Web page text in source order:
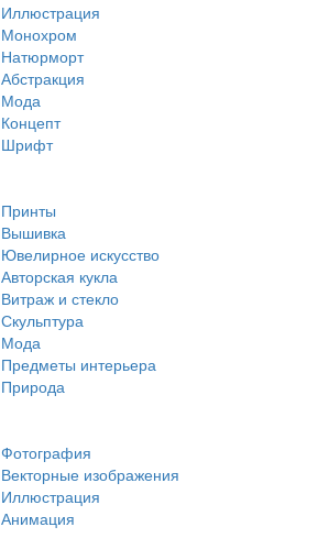
Иллюстрация
Монохром
Натюрморт
Абстракция
Мода
Концепт
Шрифт
Принты
Вышивка
Ювелирное искусство
Авторская кукла
Витраж и стекло
Скульптура
Мода
Предметы интерьера
Природа
Фотография
Векторные изображения
Иллюстрация
Анимация